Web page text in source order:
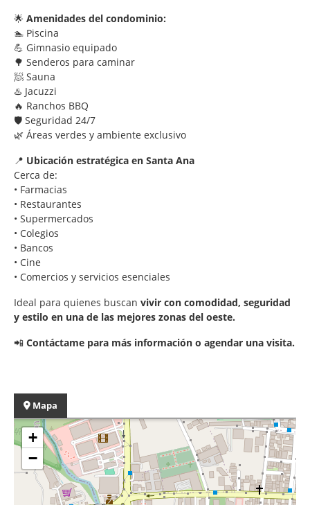
🌟 Amenidades del condominio:
🏊 Piscina
💪 Gimnasio equipado
🌳 Senderos para caminar
🧖 Sauna
♨️ Jacuzzi
🔥 Ranchos BBQ
🛡 Seguridad 24/7
🌿 Áreas verdes y ambiente exclusivo
📍 Ubicación estratégica en Santa Ana
Cerca de:
• Farmacias
• Restaurantes
• Supermercados
• Colegios
• Bancos
• Cine
• Comercios y servicios esenciales
Ideal para quienes buscan vivir con comodidad, seguridad
y estilo en una de las mejores zonas del oeste.
📲 Contáctame para más información o agendar una visita.
Mapa
+
−